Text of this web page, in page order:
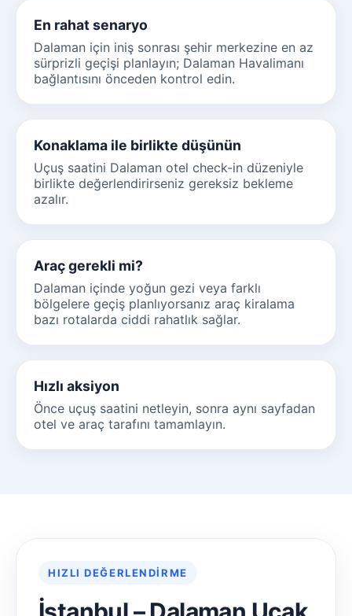
En rahat senaryo
Dalaman için iniş sonrası şehir merkezine en az
sürprizli geçişi planlayın; Dalaman Havalimanı
bağlantısını önceden kontrol edin.
Konaklama ile birlikte düşünün
Uçuş saatini Dalaman otel check-in düzeniyle
birlikte değerlendirirseniz gereksiz bekleme
azalır.
Araç gerekli mi?
Dalaman içinde yoğun gezi veya farklı
bölgelere geçiş planlıyorsanız araç kiralama
bazı rotalarda ciddi rahatlık sağlar.
Hızlı aksiyon
Önce uçuş saatini netleyin, sonra aynı sayfadan
otel ve araç tarafını tamamlayın.
HIZLI DEĞERLENDIRME